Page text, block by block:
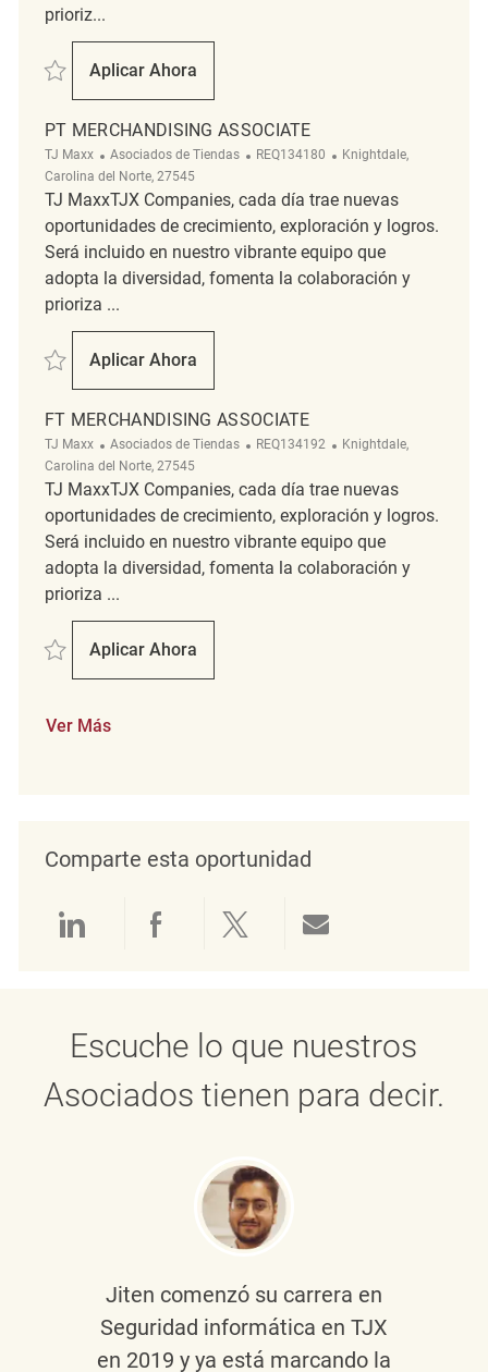
prioriz...
Salvar Retail Merchandising Supervisor REQ140195
Aplicar Ahora
Retail Merchandising Supervisor
PT MERCHANDISING ASSOCIATE
TJ Maxx Categoría
Asociados de Tiendas ReqId
REQ134180 Ubicación
Knightdale,
Carolina del Norte, 27545
TJ MaxxTJX Companies, cada día trae nuevas
oportunidades de crecimiento, exploración y logros.
Será incluido en nuestro vibrante equipo que
adopta la diversidad, fomenta la colaboración y
prioriza ...
Salvar PT Merchandising Associate REQ134180
Aplicar Ahora
PT Merchandising Associate
FT MERCHANDISING ASSOCIATE
TJ Maxx Categoría
Asociados de Tiendas ReqId
REQ134192 Ubicación
Knightdale,
Carolina del Norte, 27545
TJ MaxxTJX Companies, cada día trae nuevas
oportunidades de crecimiento, exploración y logros.
Será incluido en nuestro vibrante equipo que
adopta la diversidad, fomenta la colaboración y
prioriza ...
Salvar FT Merchandising Associate REQ134192
Aplicar Ahora
FT Merchandising Associate
Ver Más
Comparte esta oportunidad
Compartir a través de LinkedIn
Compartir a través de
Compartir a través
Escuche lo que nuestros
Asociados tienen para decir.
Jiten comenzó su carrera en
Seguridad informática en TJX
en 2019 y ya está marcando la